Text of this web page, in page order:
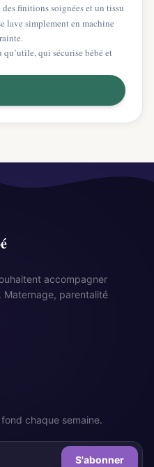
finitions soignées et un tissu
lave simplement en machine
qui sécurise bébé et
accompagner
Maternage, parentalité
chaque semaine.
S'abonner